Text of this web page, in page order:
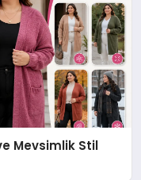
Mevsimlik Stil